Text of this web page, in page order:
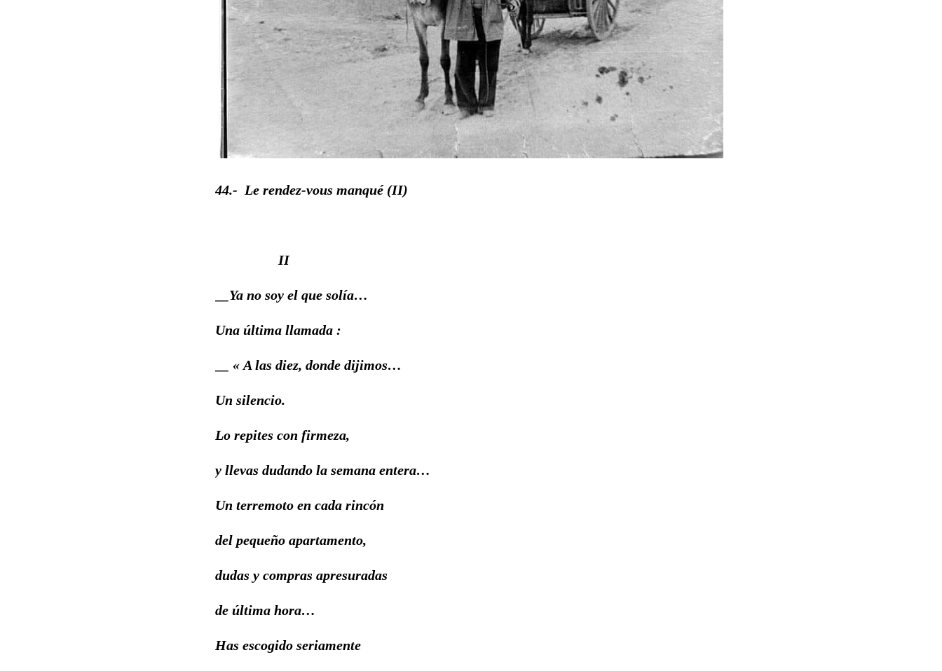
44.- Le rendez-vous manqué (II)
II
__Ya no soy el que solía…
Una última llamada :
__ « A las diez, donde dijimos…
Un silencio.
Lo repites con firmeza,
y llevas dudando la semana entera…
Un terremoto en cada rincón
del pequeño apartamento,
dudas y compras apresuradas
de última hora…
Has escogido seriamente